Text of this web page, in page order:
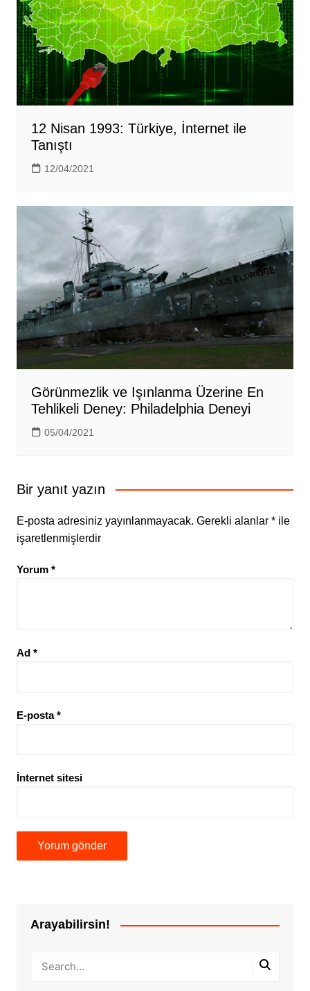
12 Nisan 1993: Türkiye, İnternet ile
Tanıştı
12/04/2021
Görünmezlik ve Işınlanma Üzerine En
Tehlikeli Deney: Philadelphia Deneyi
05/04/2021
Bir yanıt yazın
E-posta adresiniz yayınlanmayacak. Gerekli alanlar *ile
işaretlenmişlerdir
Yorum *
Ad *
E-posta*
İnternet sitesi
Arayabilirsin!